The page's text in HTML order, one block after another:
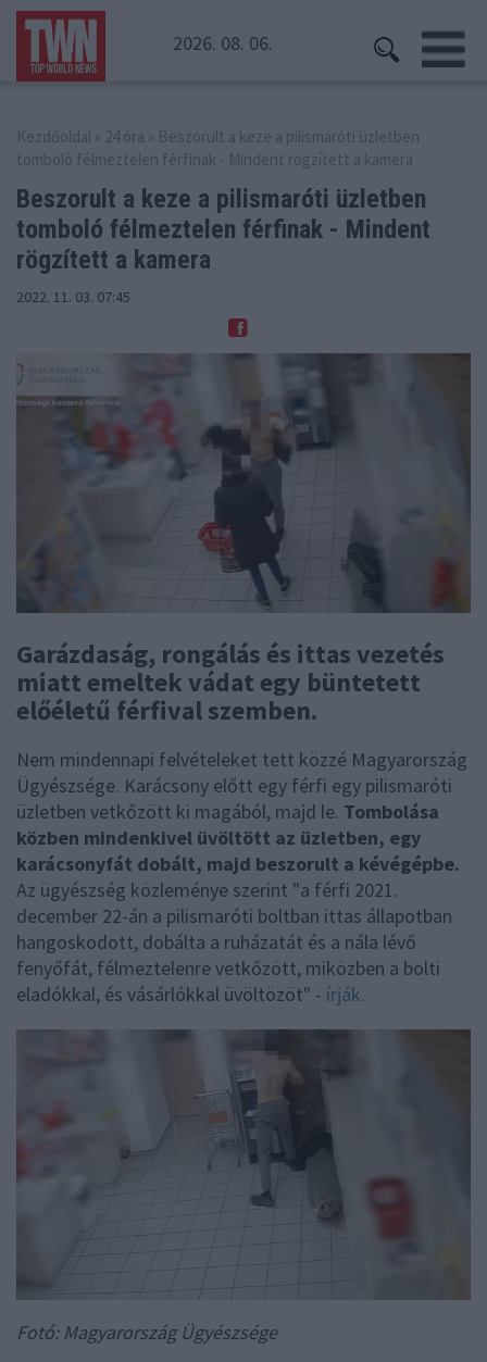
2026. 08. 06.
Kezdőoldal » 24 óra » Beszorult a keze a pilismaróti üzletben
tomboló félmeztelen férfinak - Mindent rögzített a kamera
Beszorult a keze a pilismaróti üzletben
tomboló félmeztelen férfinak - Mindent
rögzített a kamera
2022. 11. 03. 07:45
Garázdaság, rongálás és ittas vezetés
miatt emeltek vádat egy büntetett
előéletű férfival szemben.
Nem mindennapi felvételeket tett közzé Magyarország
Ügyészsége. Karácsony előtt egy férfi egy pilismaróti
üzletben vetkőzött ki magából, majd le. Tombolása
közben mindenkivel üvöltött az üzletben, egy
karácsonyfát dobált, majd beszorult a kévégépbe.
Az ügyészség közleménye szerint "a férfi 2021.
december 22-án a pilismaróti boltban ittas állapotban
hangoskodott, dobálta a ruházatát és a nála lévő
fenyőfát, félmeztelenre vetkőzött, miközben a bolti
eladókkal, és vásárlókkal üvöltözöt" - írják.
Fotó: Magyarország Ügyészsége